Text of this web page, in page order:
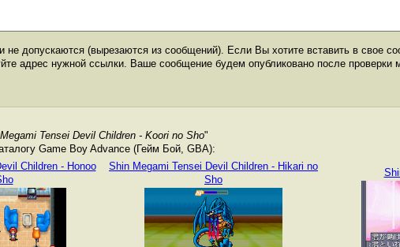
не допускаются (вырезаются из сообщений). Если Вы хотите вставить в свое
адрес нужной ссылки. Ваше сообщение будем опубликовано после проверки
Tensei Devil Children - Koori no Sho"
Game Boy Advance (Гейм Бой, GBA):
Children - Honoo
Shin Megami Tensei Devil Children - Hikari no
Sho